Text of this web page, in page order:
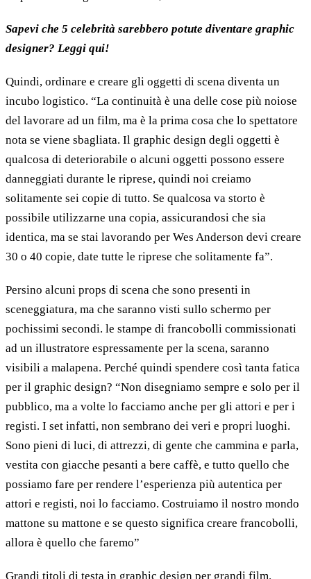
Sapevi che 5 celebrità sarebbero potute diventare graphic
designer? Leggi qui!
Quindi, ordinare e creare gli oggetti di scena diventa un
incubo logistico. “La continuità è una delle cose più noiose
del lavorare ad un film, ma è la prima cosa che lo spettatore
nota se viene sbagliata. Il graphic design degli oggetti è
qualcosa di deteriorabile o alcuni oggetti possono essere
danneggiati durante le riprese, quindi noi creiamo
solitamente sei copie di tutto. Se qualcosa va storto è
possibile utilizzarne una copia, assicurandosi che sia
identica, ma se stai lavorando per Wes Anderson devi creare
30 o 40 copie, date tutte le riprese che solitamente fa”.
Persino alcuni props di scena che sono presenti in
sceneggiatura, ma che saranno visti sullo schermo per
pochissimi secondi. le stampe di francobolli commissionati
ad un illustratore espressamente per la scena, saranno
visibili a malapena. Perché quindi spendere così tanta fatica
per il graphic design? “Non disegniamo sempre e solo per il
pubblico, ma a volte lo facciamo anche per gli attori e per i
registi. I set infatti, non sembrano dei veri e propri luoghi.
Sono pieni di luci, di attrezzi, di gente che cammina e parla,
vestita con giacche pesanti a bere caffè, e tutto quello che
possiamo fare per rendere l’esperienza più autentica per
attori e registi, noi lo facciamo. Costruiamo il nostro mondo
mattone su mattone e se questo significa creare francobolli,
allora è quello che faremo”
Grandi titoli di testa in graphic design per grandi film.